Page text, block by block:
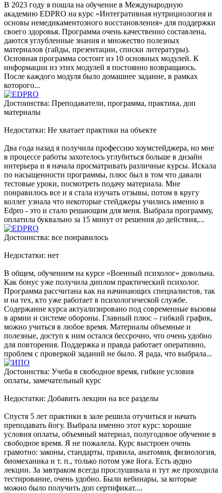
В 2023 году я пошла на обучение в Международную
академию EDPRO на курс «Интегративная нутрициология и
основы немедикаментозного восстановления» для поддержки
своего здоровья. Программа очень качественно составлена,
даются углубленные знания и множество полезных
материалов (гайды, презентации, списки литературы).
Основная программа состоит из 10 основных модулей. К
информации из этих модулей я постоянно возвращаюсь.
После каждого модуля было домашнее задание, в рамках
которого...
Достоинства: Преподаватели, программа, практика, доп
материалы
Недостатки: Не хватает практики на объекте
Два года назад я получила профессию хоумстейджера, но мне
в процессе работы захотелось углубиться больше в дизайн
интерьера и я начала просматривать различные курсы. Искала
по насыщенности программы, плюс был в том что давали
тестовые уроки, посмотреть подачу материала. Мне
понравилось все и я стала изучать отзывы, потом в кругу
коллег узнала что некоторые стейджеры учились именно в
Edpro - это и стало решающим для меня. Выбрала программу,
оплатила буквально за 15 минут от решения до действия,...
Достоинства: все понравилось
Недостатки: нет
В общем, обучением на курсе «Военный психолог» довольна.
Как бонус уже получила диплом практический психолог.
Программа рассчитана как на начинающих специалистов, так
и на тех, кто уже работает в психологической службе.
Содержание курса актуализировано под современные вызовы
в армии и системе обороны. Главный плюс – гибкий график,
можно учиться в любое время. Материалы объемные и
полезные, доступ к ним остался бессрочно, что очень удобно
для повторения. Поддержка и правда работает оперативно,
проблем с проверкой заданий не было. Я рада, что выбрала...
Достоинства: Учеба в свободное время, гибкие условия
оплаты, замечательный курс
Недостатки: Добавить лекции на все разделы
Спустя 5 лет практики в зале решила отучиться и начать
преподавать йогу. Выбрала именно этот курс: хорошие
условия оплаты, объемный материал, полугодовое обучение в
свободное время. Я не пожалела. Курс выстроен очень
грамотно: законы, стандарты, правила, анатомия, физиология,
биомеханика и т. п., только потом уже йога. Есть аудио
лекции. За завтраком всегда прослушивала и тут же проходила
тестирование, очень удобно. Были вебинары, за которые
можно было получить доп сертификат....